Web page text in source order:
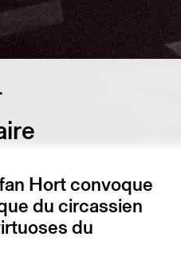
Hort convoque
du circassien
du